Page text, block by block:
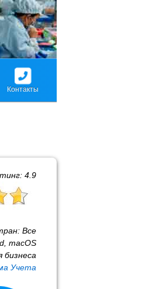
Контакты
4.9
Все
macOS
Учета